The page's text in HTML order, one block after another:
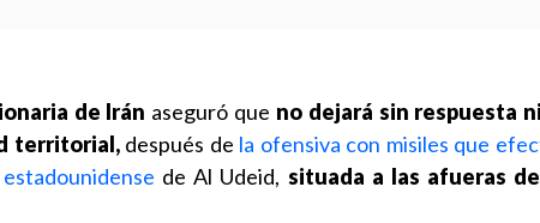
de Irán aseguró que no dejará sin respuesta
territorial,después de la ofensiva con misiles que
de Al Udeid, situada a las afueras